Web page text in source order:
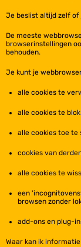
Je beslist altijd zelf
De meeste
browserinstellingen
behouden.
Je kunt je
alle cookies te
alle cookies te
alle cookies toe te
cookies van
alle cookies te
een
browsen zonder
add-ons en plug-
Waar kan ik